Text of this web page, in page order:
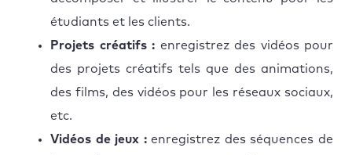
étudiants et les clients.
Projets créatifs : enregistrez des vidéos pour
des projets créatifs tels que des animations,
des films, des vidéos pour les réseaux sociaux,
etc.
Vidéos de jeux :enregistrez des séquences de